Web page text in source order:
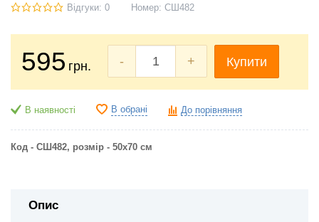
Відгуки: 0 Номер: СШ482
595 грн. - + Купити
В наявності В обрані До порівняння
Код - СШ482, розмір - 50х70 см
Опис